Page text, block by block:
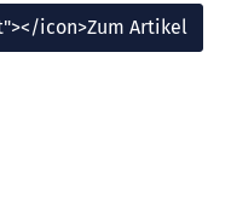
icon>Zum Artikel